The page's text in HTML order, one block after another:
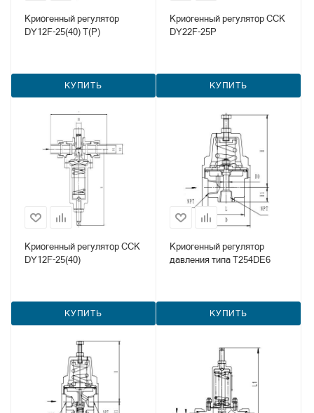
Криогенный регулятор
DY12F-25(40) T(P)
КУПИТЬ
Криогенный регулятор CCK
DY22F-25P
КУПИТЬ
Криогенный регулятор CCK
DY12F-25(40)
КУПИТЬ
Криогенный регулятор
давления типа T254DE6
КУПИТЬ